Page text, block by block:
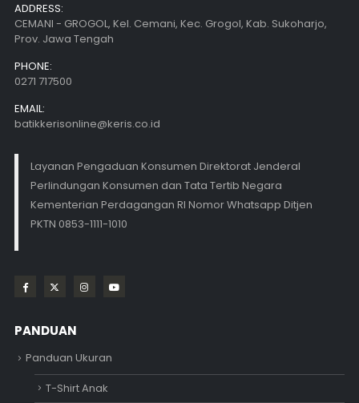
ADDRESS:
CEMANI - GROGOL, Kel. Cemani, Kec. Grogol, Kab. Sukoharjo,
Prov. Jawa Tengah
PHONE:
0271 717500
EMAIL:
batikkerisonline@keris.co.id
Layanan Pengaduan Konsumen Direktorat Jenderal
Perlindungan Konsumen dan Tata Tertib Negara
Kementerian Perdagangan RI Nomor Whatsapp Ditjen
PKTN 0853-1111-1010
PANDUAN
Panduan Ukuran
T-Shirt Anak